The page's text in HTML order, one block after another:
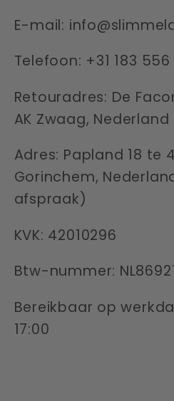
E-mail:
Telefoon: +31 183
Retouradres: De
AK Zwaag, Nederland
Adres: Papland 18 te
Gorinchem,
afspraak)
KVK: 42010296
Btw-nummer:
Bereikbaar op
17:00